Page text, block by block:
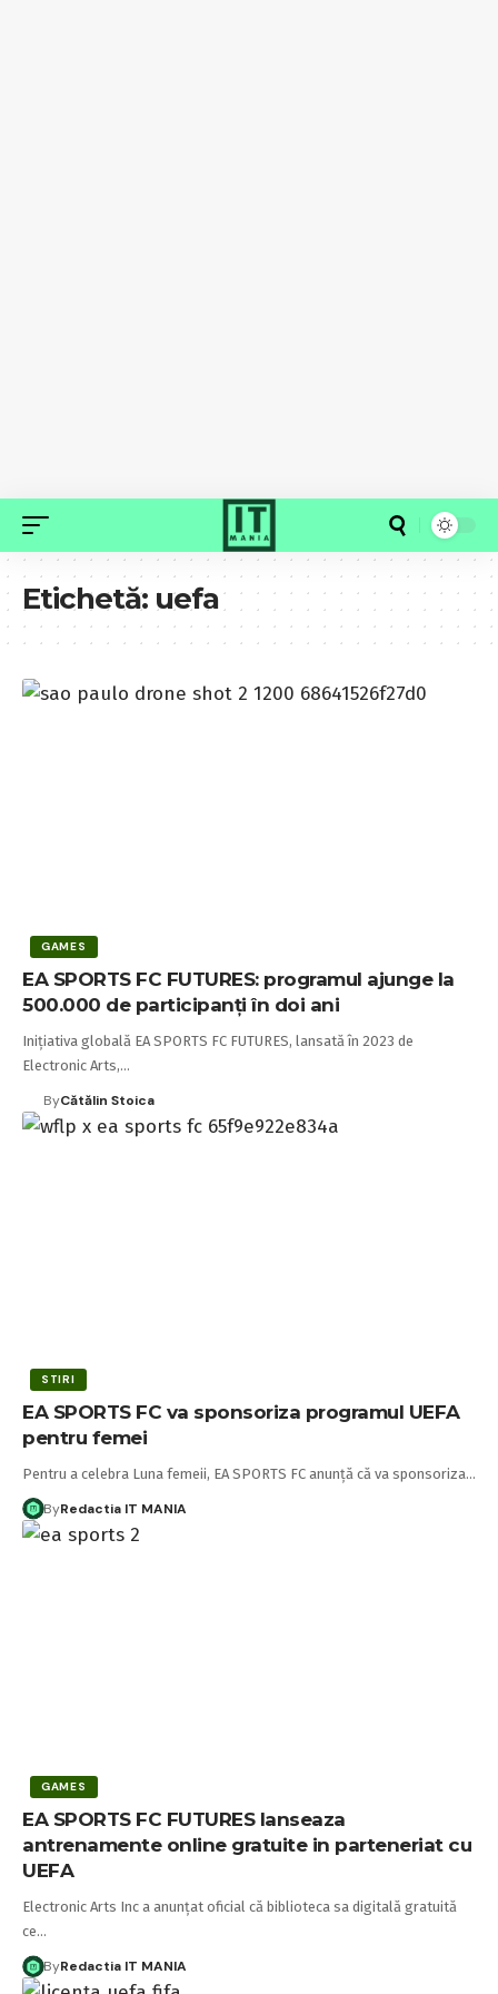
Etichetă: uefa
GAMES
EA SPORTS FC FUTURES: programul ajunge la
500.000 de participanți în doi ani
Inițiativa globală EA SPORTS FC FUTURES, lansată în 2023 de
Electronic Arts,…
ByCătălin Stoica
STIRI
EA SPORTS FC va sponsoriza programul UEFA
pentru femei
Pentru a celebra Luna femeii, EA SPORTS FC anunță că va sponsoriza…
ByRedactia IT MANIA
GAMES
EA SPORTS FC FUTURES lanseaza
antrenamente online gratuite in parteneriat cu
UEFA
Electronic Arts Inc a anunțat oficial că biblioteca sa digitală gratuită
ce…
ByRedactia IT MANIA